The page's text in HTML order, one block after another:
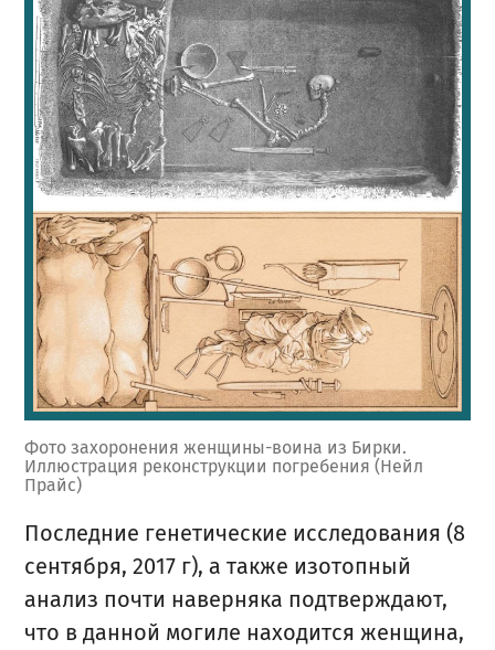
Фото захоронения женщины-воина из Бирки.
Иллюстрация реконструкции погребения (Нейл
Прайс)
Последние генетические исследования (8
сентября, 2017 г), а также изотопный
анализ почти наверняка подтверждают,
что в данной могиле находится женщина,